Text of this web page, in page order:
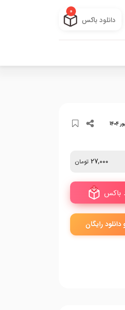
دانلود باکس
0
27,000 تومان
باکس
رایگان